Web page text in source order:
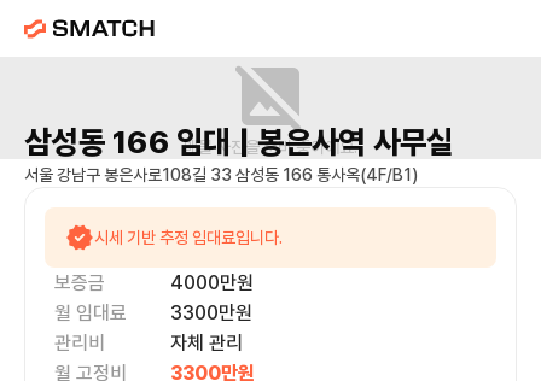
매물 사진을 준비 중이에요.
삼성동 166 임대 | 봉은사역 사무실
서울 강남구 봉은사로108길 33 삼성동 166 통사옥(4F/B1)
시세 기반 추정 임대료입니다.
보증금 4000만원
월 임대료
3300만원
관리비
자체 관리
월 고정비
3300만원